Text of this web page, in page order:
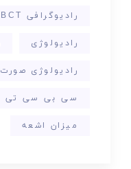
رادیوگرافی CBCT
رادیولوژی
رادیولوژی صورت
سی بی سی تی
میزان اشعه